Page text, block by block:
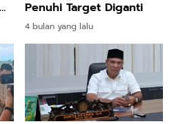
Penuhi Target Diganti
4 bulan yang lalu